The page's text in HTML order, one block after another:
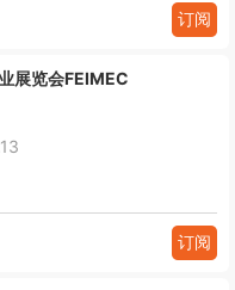
订阅
展览会FEIMEC
订阅